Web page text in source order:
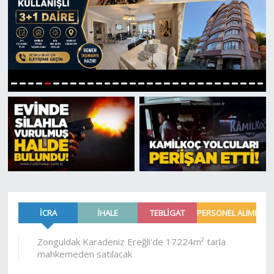
1 23456789101112131415161718192021222324252627282930
Devrek
Bolu
ÇEVRE
BİLİM VE TEKNOLOJİ
DUNYA
Eğitim
Ekonomi